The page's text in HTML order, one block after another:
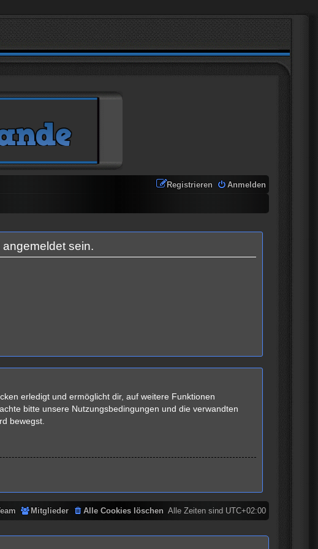
Anmelden
Registrieren
sein.
erledigt und ermöglicht dir, auf weitere Funktionen
bitte unsere Nutzungsbedingungen und die verwandten
bewegst.
Alle Zeiten sindUTC+02:00
Alle Cookies löschen
Mitglieder